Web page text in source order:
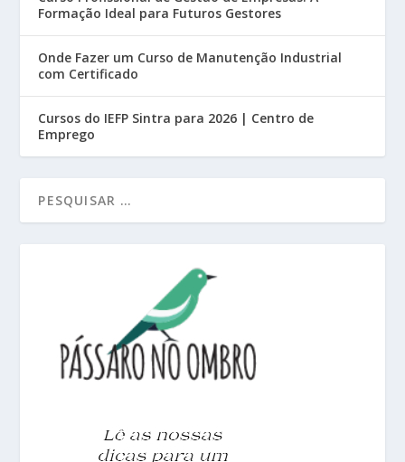
Formação Ideal para Futuros Gestores
Onde Fazer um Curso de Manutenção Industrial
com Certificado
Cursos do IEFP Sintra para 2026 | Centro de
Emprego